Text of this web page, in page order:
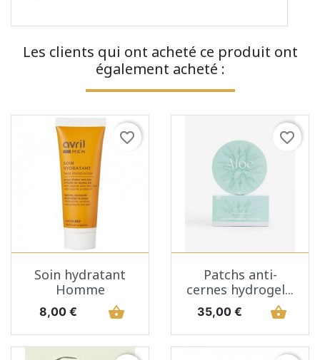
Les clients qui ont acheté ce produit ont
également acheté :
favorite_border
Soin hydratant
Homme
Prix
8,00 € shopping_basket
favorite_border
Patchs anti-
cernes hydrogel...
Prix
35,00 € shopping_basket